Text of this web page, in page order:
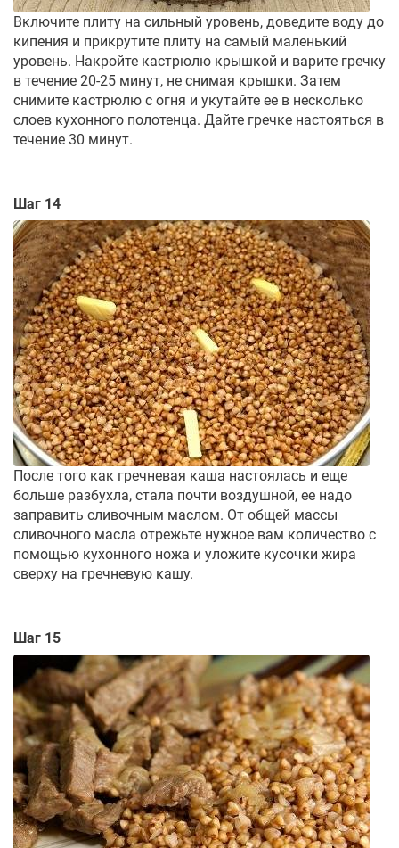
Включите плиту на сильный уровень, доведите воду до
кипения и прикрутите плиту на самый маленький
уровень. Накройте кастрюлю крышкой и варите гречку
в течение 20-25 минут, не снимая крышки. Затем
снимите кастрюлю с огня и укутайте ее в несколько
слоев кухонного полотенца. Дайте гречке настояться в
течение 30 минут.
Шаг 14
После того как гречневая каша настоялась и еще
больше разбухла, стала почти воздушной, ее надо
заправить сливочным маслом. От общей массы
сливочного масла отрежьте нужное вам количество с
помощью кухонного ножа и уложите кусочки жира
сверху на гречневую кашу.
Шаг 15